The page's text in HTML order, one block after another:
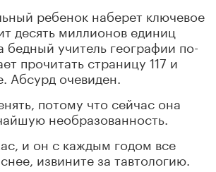
ребенок наберет ключевое
десять миллионов единиц
учитель географии по-
прочитать страницу 117 и
Абсурд очевиден.
потому что сейчас она
необразованность.
и он с каждым годом все
извините за тавтологию.